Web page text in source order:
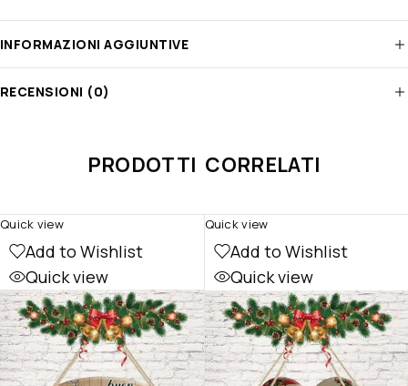
INFORMAZIONI AGGIUNTIVE
RECENSIONI (0)
PRODOTTI CORRELATI
Add to Wishlist
Quick view
Quick view
Add to Wishlist
Quick view
Quick view